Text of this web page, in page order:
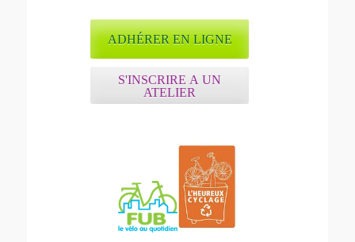
ADHÉRER EN LIGNE
S'INSCRIRE A UN
ATELIER